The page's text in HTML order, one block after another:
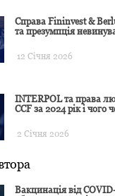
Справа Fininvest &
та презумпція
12 Січня 2026
INTERPOL та права
CCF за 2024 рік і чого
2 Січня 2026
Вакцинація від